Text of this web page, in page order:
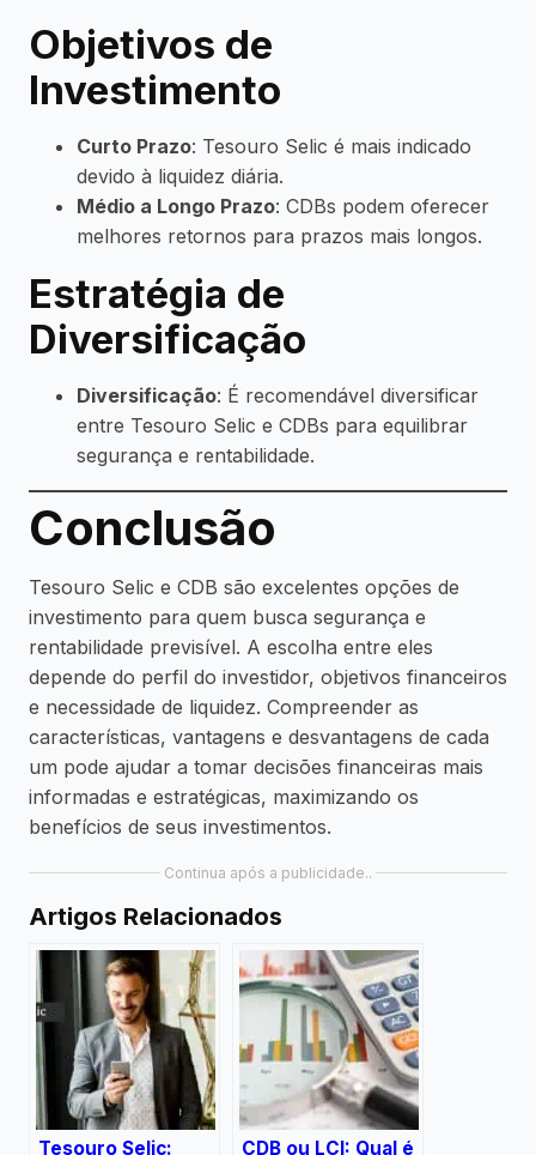
Objetivos de
Investimento
Curto Prazo: Tesouro Selic é mais indicado
devido à liquidez diária.
Médio a Longo Prazo: CDBs podem oferecer
melhores retornos para prazos mais longos.
Estratégia de
Diversificação
Diversificação: É recomendável diversificar
entre Tesouro Selic e CDBs para equilibrar
segurança e rentabilidade.
Conclusão
Tesouro Selic e CDB são excelentes opções de
investimento para quem busca segurança e
rentabilidade previsível. A escolha entre eles
depende do perfil do investidor, objetivos financeiros
e necessidade de liquidez. Compreender as
características, vantagens e desvantagens de cada
um pode ajudar a tomar decisões financeiras mais
informadas e estratégicas, maximizando os
benefícios de seus investimentos.
Continua após a publicidade..
Artigos Relacionados
Tesouro Selic: CDB ou LCI: Qual é